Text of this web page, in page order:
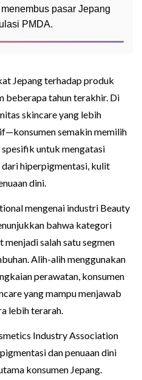
pasar Jepang
PMDA.
Jepang terhadap produk
beberapa tahun terakhir. Di
skincare yang lebih
semakin memilih
untuk mengatasi
hiperpigmentasi, kulit
dini.
mengenai industri Beauty
bahwa kategori
salah satu segmen
Alih-alih menggunakan
perawatan, konsumen
yang mampu menjawab
lebih terarah.
Industry Association
dan penuaan dini
konsumen Jepang.